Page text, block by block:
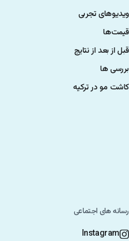
ویدیوهای تجربی
قیمت‌ها
قبل از بعد از نتایج
بررسی ها
کاشت مو در ترکیه
رسانه های اجتماعی
Instagram